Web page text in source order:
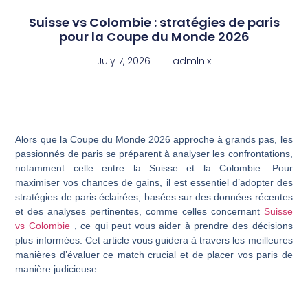
Suisse vs Colombie : stratégies de paris
pour la Coupe du Monde 2026
July 7, 2026 admlnlx
Alors que la Coupe du Monde 2026 approche à grands pas, les
passionnés de paris se préparent à analyser les confrontations,
notamment celle entre la Suisse et la Colombie. Pour
maximiser vos chances de gains, il est essentiel d’adopter des
stratégies de paris éclairées, basées sur des données récentes
et des analyses pertinentes, comme celles concernant Suisse
vs Colombie, ce qui peut vous aider à prendre des décisions
plus informées. Cet article vous guidera à travers les meilleures
manières d’évaluer ce match crucial et de placer vos paris de
manière judicieuse.